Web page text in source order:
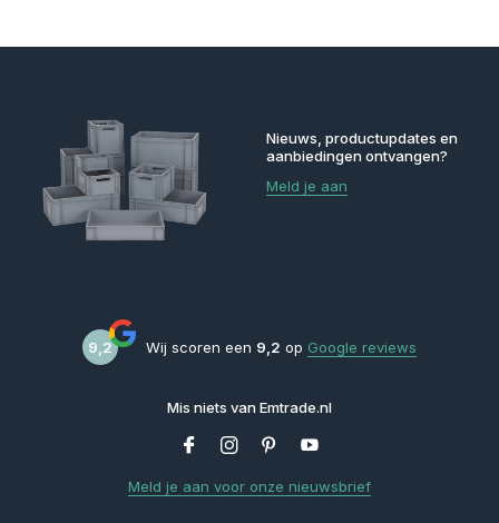
Nieuws, productupdates en
aanbiedingen ontvangen?
Meld je aan
9,2 Wij scoren een 9,2 op Google reviews
Mis niets van Emtrade.nl
Meld je aan voor onze nieuwsbrief